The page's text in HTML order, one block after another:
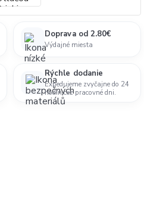
Doprava od 2.80€
Výdajné miesta
Rýchle dodanie
Expedujeme zvyčajne do 24
hodín cez pracovné dni.